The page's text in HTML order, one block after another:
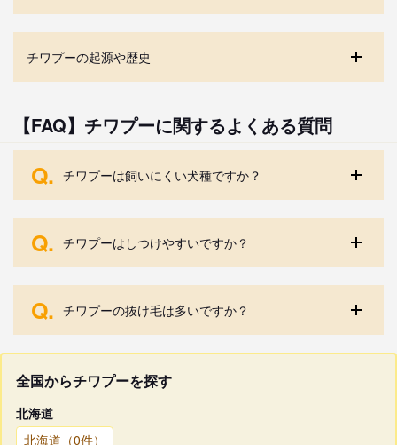
チワプーの起源や歴史
【FAQ】チワプーに関するよくある質問
Q. チワプーは飼いにくい犬種ですか？
Q. チワプーはしつけやすいですか？
Q. チワプーの抜け毛は多いですか？
全国からチワプーを探す
北海道
北海道（0件）